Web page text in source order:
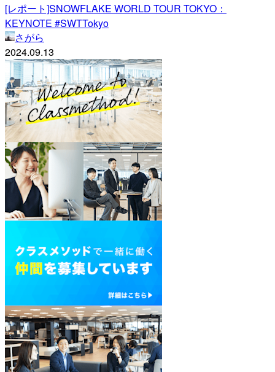
[レポート]SNOWFLAKE WORLD TOUR TOKYO：
KEYNOTE #SWTTokyo
さがら
2024.09.13